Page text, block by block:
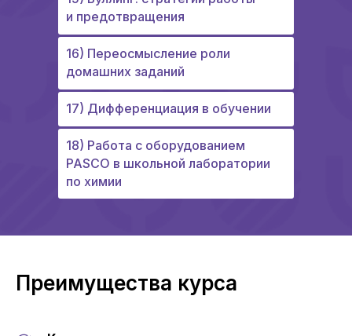
18) Работа с оборудованием
PASCO в школьной лаборатории
по химии
17) Дифференциация в обучении
16) Переосмысление роли
домашних заданий
и предотвращения
Преимущества курса